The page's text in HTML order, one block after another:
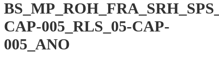
CAP-005_RLS_05-CAP-
005_ANO